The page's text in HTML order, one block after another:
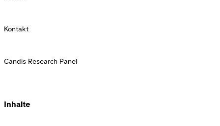
Kontakt
Candis Research Panel
Inhalte